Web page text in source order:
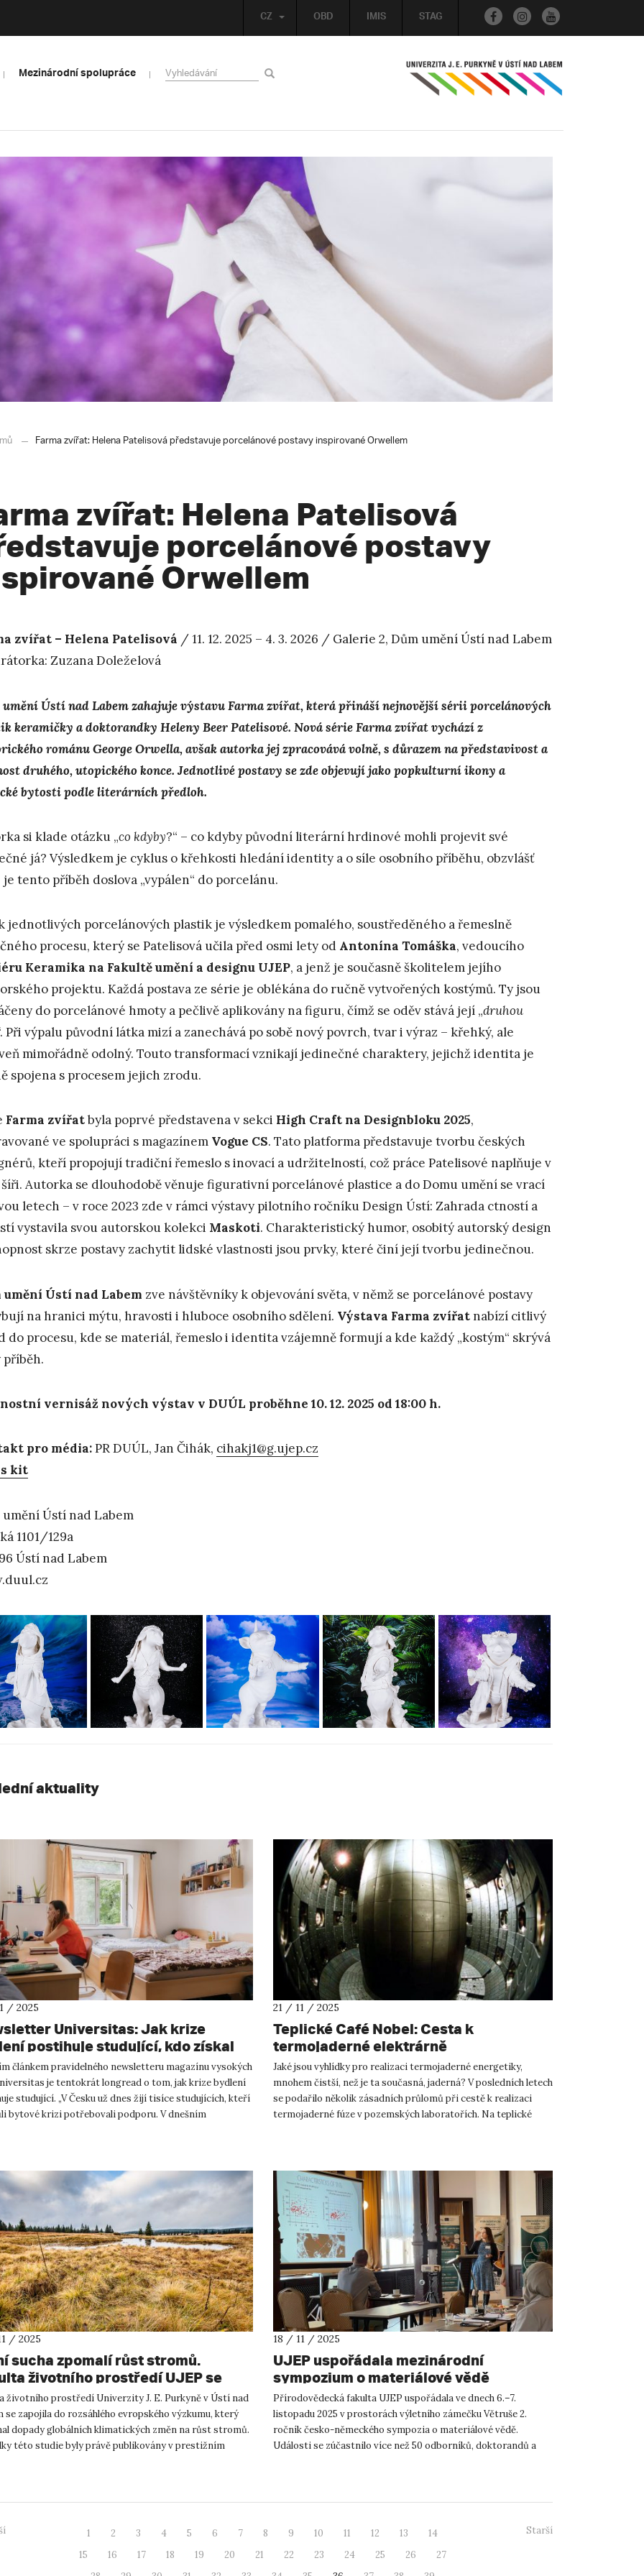
OBD IMIS STAG
CZ
Mezinárodní spolupráce
Farma zvířat: Helena Patelisová představuje porcelánové postavy inspirované Orwellem
zvířat: Helena Patelisová
porcelánové postavy
Orwellem
zvířat – Helena Patelisová / 11. 12. 2025 – 4. 3. 2026 / Galerie 2, Dům umění Ústí nad Labem
Zuzana Doleželová
Ústí nad Labem zahajuje výstavu Farma zvířat, která přináší nejnovější sérii porcelánových
keramičky a doktorandky Heleny Beer Patelisové. Nová série Farma zvířat vychází z
románu George Orwella, avšak autorka jej zpracovává volně, s důrazem na představivost a
druhého, utopického konce. Jednotlivé postavy se zde objevují jako popkulturní ikony a
bytosti podle literárních předloh.
si klade otázku „co kdyby?“ – co kdyby původní literární hrdinové mohli projevit své
já? Výsledkem je cyklus o křehkosti hledání identity a o síle osobního příběhu, obzvlášť
tento příběh doslova „vypálen“ do porcelánu.
jednotlivých porcelánových plastik je výsledkem pomalého, soustředěného a řemeslně
procesu, který se Patelisová učila před osmi lety od Antonína Tomáška, vedoucího
Keramika na Fakultě umění a designu UJEP, a jenž je současně školitelem jejího
projektu. Každá postava ze série je oblékána do ručně vytvořených kostýmů. Ty jsou
do porcelánové hmoty a pečlivě aplikovány na figuru, čímž se oděv stává její „druhou
Při výpalu původní látka mizí a zanechává po sobě nový povrch, tvar i výraz – křehký, ale
mimořádně odolný. Touto transformací vznikají jedinečné charaktery, jejichž identita je
spojena s procesem jejich zrodu.
Farma zvířatbyla poprvé představena v sekci High Craft na Designbloku 2025,
ve spolupráci s magazínem Vogue CS. Tato platforma představuje tvorbu českých
kteří propojují tradiční řemeslo s inovací a udržitelností, což práce Patelisové naplňuje v
Autorka se dlouhodobě věnuje figurativní porcelánové plastice a do Domu umění se vrací
letech – v roce 2023 zde v rámci výstavy pilotního ročníku Design Ústí: Zahrada ctností a
vystavila svou autorskou kolekci Maskoti. Charakteristický humor, osobitý autorský design
skrze postavy zachytit lidské vlastnosti jsou prvky, které činí její tvorbu jedinečnou.
umění Ústí nad Labem zve návštěvníky k objevování světa, v němž se porcelánové postavy
na hranici mýtu, hravosti i hluboce osobního sdělení. Výstava Farma zvířatnabízí citlivý
do procesu, kde se materiál, řemeslo i identita vzájemně formují a kde každý „kostým“ skrývá
příběh.
vernisáž nových výstav v DUÚL proběhne 10. 12. 2025 od 18:00h.
pro média:PR DUÚL, Jan Čihák, cihakj1@g.ujep.cz
kit
umění Ústí nad Labem
1101/129a
Ústí nad Labem
aktuality
/ 2025
Universitas: Jak krize
postihuje studující, kdo získal
granty a mnoho dalšího
článkem pravidelného newsletteru magazínu vysokých
je tentokrát longread o tom, jak krize bydlení
studující. „V Česku už dnes žijí tisíce studujících, kteří
bytové krizi potřebovali podporu. V dnešním
21 / 11 / 2025
Teplické Café Nobel: Cesta k
termojaderné elektrárně
Jaké jsou vyhlídky pro realizaci termojaderné energetiky,
mnohem čistší, než je ta současná, jaderná? V posledních letech
se podařilo několik zásadních průlomů při cestě k realizaci
termojaderné fúze v pozemských laboratořích. Na teplické
/ 2025
sucha zpomalí růst stromů.
životního prostředí UJEP se
na výzkumu v publikovaném v
časopise.
životního prostředí Univerzity J. E. Purkyně v Ústí nad
se zapojila do rozsáhlého evropského výzkumu, který
dopady globálních klimatických změn na růst stromů.
této studie byly právě publikovány v prestižním
18 / 11 / 2025
UJEP uspořádala mezinárodní
sympozium o materiálové vědě
Přírodovědecká fakulta UJEP uspořádala ve dnech 6.–7.
listopadu 2025 v prostorách výletního zámečku Větruše 2.
ročník česko-německého sympozia o materiálové vědě.
Události se zúčastnilo více než 50 odborníků, doktorandů a
1 2 3 4 5 6 7 8 9 10 11 12 13
14
15
16 17 18 19 20 21 22 23 24 25 26
27
Starší